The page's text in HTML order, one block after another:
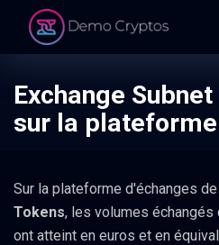
Exchange
sur la
Sur la plateforme d'échanges
Tokens, les volumes
ont atteint en euros et en